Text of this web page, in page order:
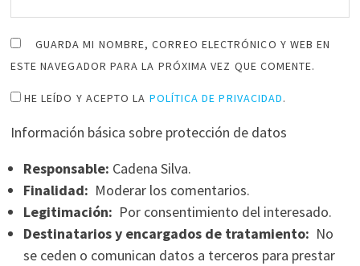
GUARDA MI NOMBRE, CORREO ELECTRÓNICO Y WEB EN
ESTE NAVEGADOR PARA LA PRÓXIMA VEZ QUE COMENTE.
HE LEÍDO Y ACEPTO LA POLÍTICA DE PRIVACIDAD.
Información básica sobre protección de datos
Responsable: Cadena Silva.
Finalidad: Moderar los comentarios.
Legitimación: Por consentimiento del interesado.
Destinatarios y encargados de tratamiento: No
se ceden o comunican datos a terceros para prestar